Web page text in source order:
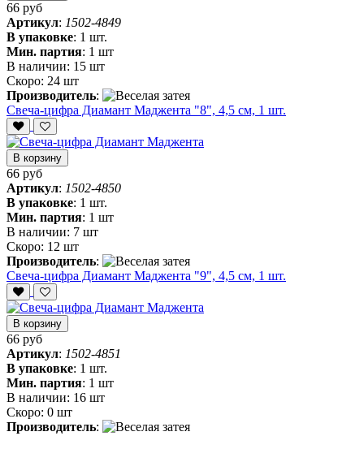
66 руб
Артикул: 1502-4849
В упаковке: 1 шт.
Мин. партия: 1 шт
В наличии: 15 шт
Скоро: 24 шт
Производитель:
Свеча-цифра Диамант Маджента "8", 4,5 см, 1 шт.
В корзину
66 руб
Артикул: 1502-4850
В упаковке: 1 шт.
Мин. партия: 1 шт
В наличии: 7 шт
Скоро: 12 шт
Производитель:
Свеча-цифра Диамант Маджента "9", 4,5 см, 1 шт.
В корзину
66 руб
Артикул: 1502-4851
В упаковке: 1 шт.
Мин. партия: 1 шт
В наличии: 16 шт
Скоро: 0 шт
Производитель: